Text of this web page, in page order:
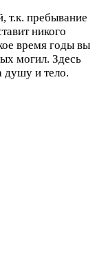
т.к. пребывание
никого
время годы вы
могил. Здесь
душу и тело.